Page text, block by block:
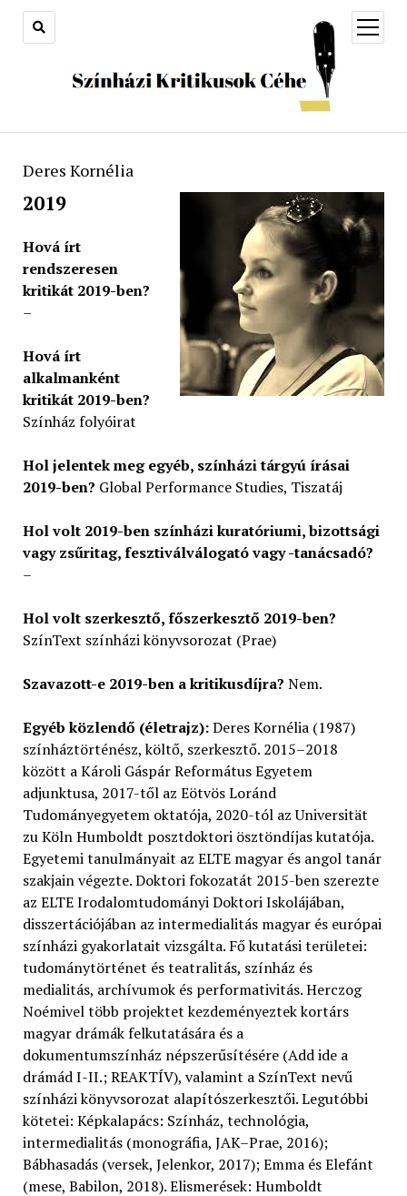
open
menu
Deres Kornélia
2019
Hová írt
rendszeresen
kritikát 2019-ben?
–
Hová írt
alkalmanként
kritikát 2019-ben?
Színház folyóirat
Hol jelentek meg egyéb, színházi tárgyú írásai
2019-ben? Global Performance Studies, Tiszatáj
Hol volt 2019-ben színházi kuratóriumi, bizottsági
vagy zsűritag, fesztiválválogató vagy -tanácsadó?
–
Hol volt szerkesztő, főszerkesztő 2019-ben?
SzínText színházi könyvsorozat (Prae)
Szavazott-e 2019-ben a kritikusdíjra? Nem.
Egyéb közlendő (életrajz):Deres Kornélia (1987)
színháztörténész, költő, szerkesztő. 2015–2018
között a Károli Gáspár Református Egyetem
adjunktusa, 2017-től az Eötvös Loránd
Tudományegyetem oktatója, 2020-tól az Universität
zu Köln Humboldt posztdoktori ösztöndíjas kutatója.
Egyetemi tanulmányait az ELTE magyar és angol tanár
szakjain végezte. Doktori fokozatát 2015-ben szerezte
az ELTE Irodalomtudományi Doktori Iskolájában,
disszertációjában az intermedialitás magyar és európai
színházi gyakorlatait vizsgálta. Fő kutatási területei:
tudománytörténet és teatralitás, színház és
medialitás, archívumok és performativitás. Herczog
Noémivel több projektet kezdeményeztek kortárs
magyar drámák felkutatására és a
dokumentumszínház népszerűsítésére (Add ide a
drámád I-II.; REAKTÍV), valamint a SzínText nevű
színházi könyvsorozat alapítószerkesztői. Legutóbbi
kötetei: Képkalapács: Színház, technológia,
intermedialitás (monográfia, JAK–Prae, 2016);
Bábhasadás (versek, Jelenkor, 2017); Emma és Elefánt
(mese, Babilon, 2018). Elismerések: Humboldt